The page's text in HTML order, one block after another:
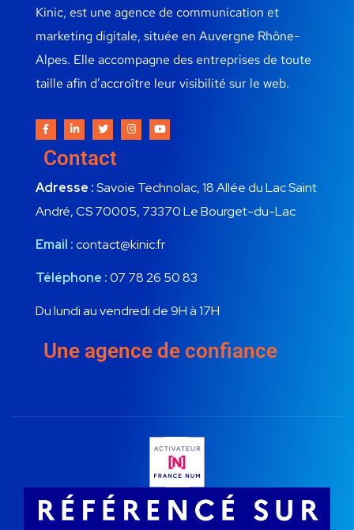
Kinic, est une agence de communication et
marketing digitale, située en Auvergne Rhône-
Alpes. Elle accompagne des entreprises de toute
taille afin d’accroître leur visibilité sur le web.
Contact
Adresse :Savoie Technolac, 18 Allée du Lac Saint
André, CS 70005, 73370 Le Bourget-du-Lac
Email :contact@kinic.fr
Téléphone :07 78 26 50 83
Du lundi au vendredi de 9H à 17H
Une agence de confiance